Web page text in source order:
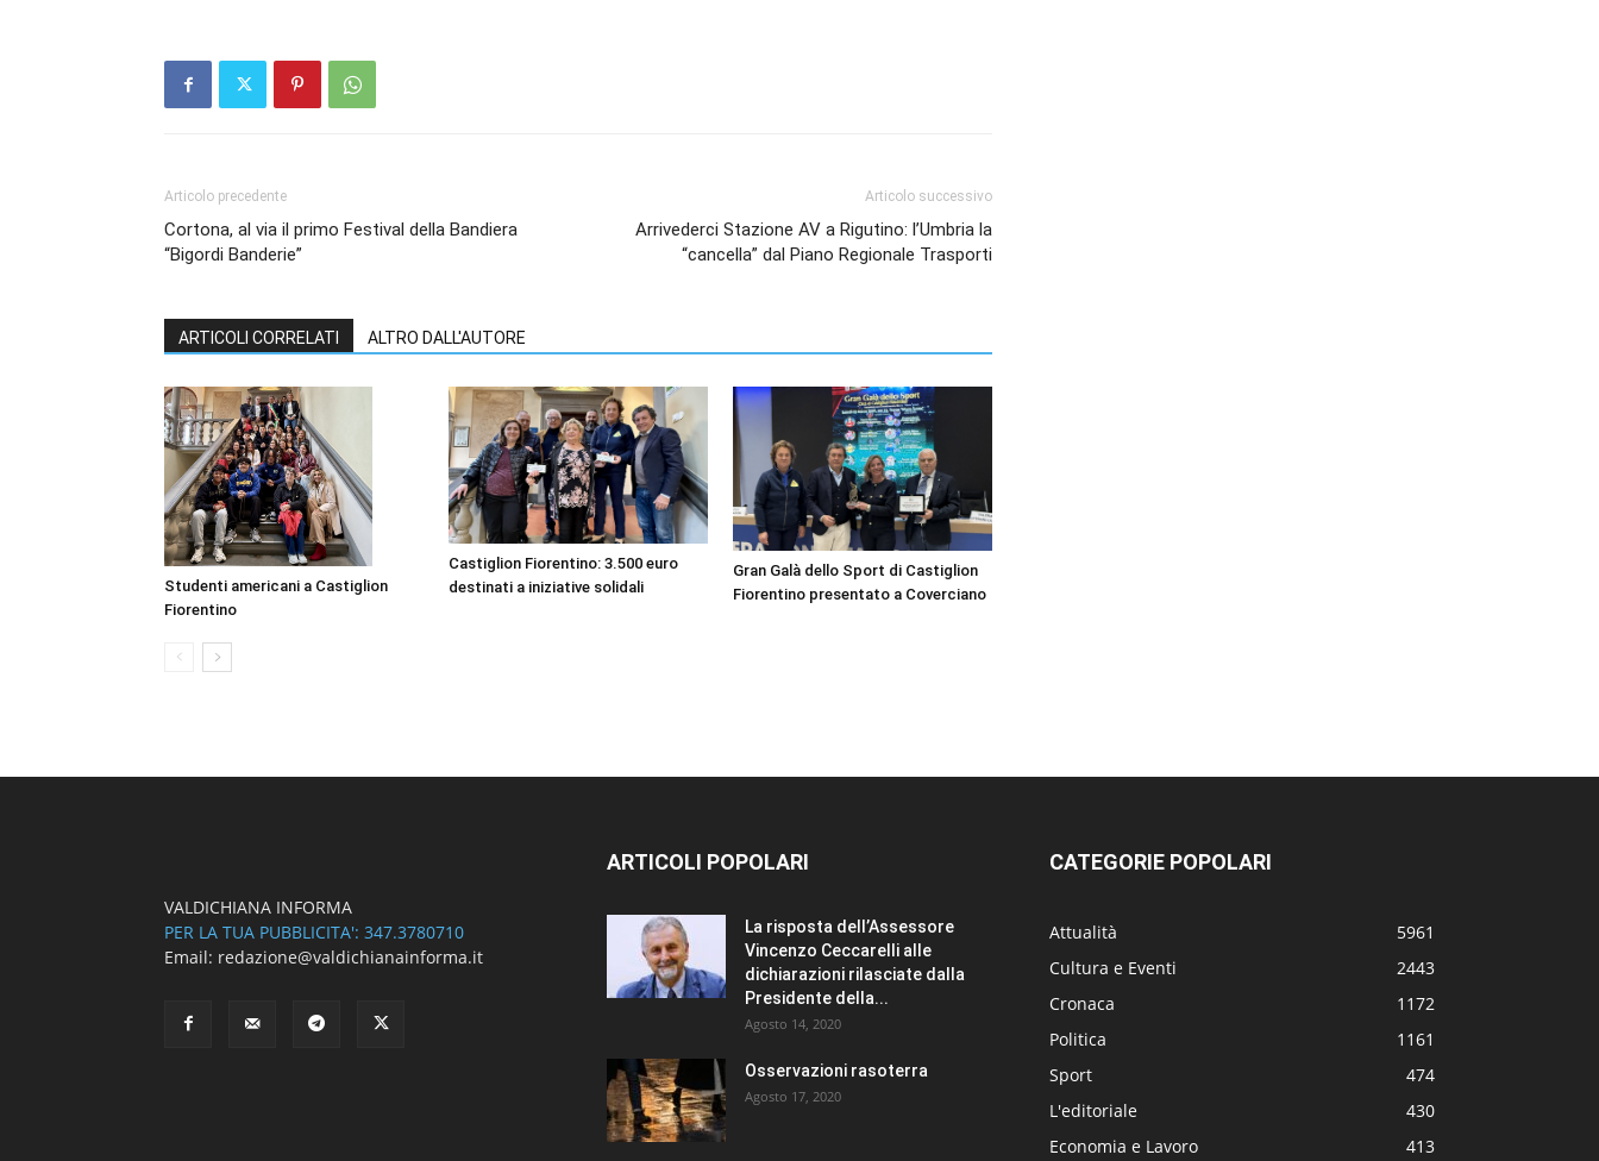
Articolo precedente
Cortona, al via il primo Festival della Bandiera
“Bigordi Banderie”
Articolo successivo
Arrivederci Stazione AV a Rigutino: l’Umbria la
“cancella” dal Piano Regionale Trasporti
ARTICOLI CORRELATI ALTRO DALL'AUTORE
Studenti americani a Castiglion
Fiorentino
Castiglion Fiorentino: 3.500 euro
destinati a iniziative solidali
Gran Galà dello Sport di Castiglion
Fiorentino presentato a Coverciano
VALDICHIANA INFORMA
PER LA TUA PUBBLICITA': 347.3780710
Email: redazione@valdichianainforma.it
ARTICOLI POPOLARI
La risposta dell’Assessore
Vincenzo Ceccarelli alle
dichiarazioni rilasciate dalla
Presidente della...
Agosto 14, 2020
Osservazioni rasoterra
Agosto 17, 2020
CATEGORIE POPOLARI
Attualità
5961
Cultura e Eventi
2443
Cronaca
1172
Politica
1161
Sport
474
L'editoriale
430
Economia e Lavoro
413